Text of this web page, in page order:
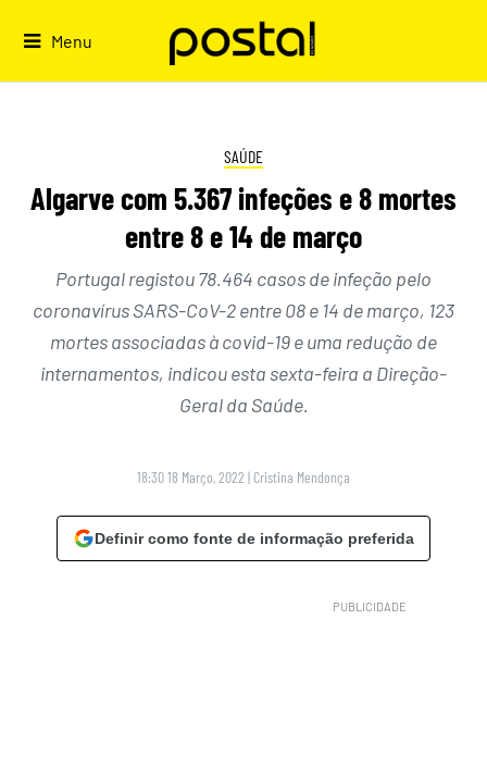
Menu
SAÚDE
Algarve com 5.367 infeções e 8 mortes
entre 8 e 14 de março
Portugal registou 78.464 casos de infeção pelo
coronavírus SARS-CoV-2 entre 08 e 14 de março, 123
mortes associadas à covid-19 e uma redução de
internamentos, indicou esta sexta-feira a Direção-
Geral da Saúde.
18:30 18 Março, 2022 | Cristina Mendonça
Definir como fonte de informação preferida